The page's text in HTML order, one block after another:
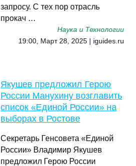
запросу. С тех пор отрасль
прокач …
Наука и Технологии
19:00, Март 28, 2025 | iguides.ru
Якушев предложил Герою
России Манухину возглавить
список «Единой России» на
выборах в Ростове
Секретарь Генсовета «Единой
России» Владимир Якушев
предложил Герою России